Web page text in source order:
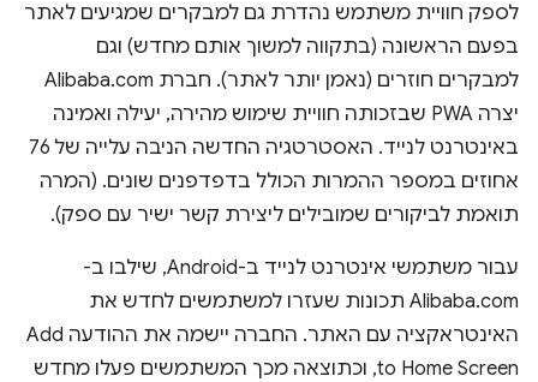
לספק חוויית משתמש נהדרת גם למבקרים שמגיעים לאתר
בפעם הראשונה (בתקווה למשוך אותם מחדש) וגם
למבקרים חוזרים (נאמן יותר לאתר). חברת Alibaba.com
יצרה PWA שבזכותה חוויית שימוש מהירה, יעילה ואמינה
באינטרנט לנייד. האסטרטגיה החדשה הניבה עלייה של 76
אחוזים במספר ההמרות הכולל בדפדפנים שונים. (המרה
תואמת לביקורים שמובילים ליצירת קשר ישיר עם ספק).
עבור משתמשי אינטרנט לנייד ב-Android, שילבו ב-
Alibaba.com תכונות שעזרו למשתמשים לחדש את
האינטראקציה עם האתר. החברה יישמה את ההודעה Add
to Home Screen, וכתוצאה מכך המשתמשים פעלו מחדש